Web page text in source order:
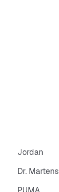
Jordan
Dr. Martens